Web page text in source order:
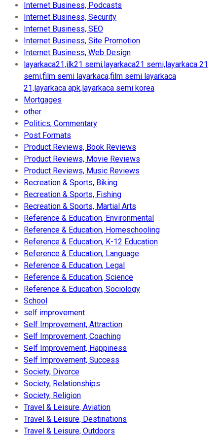
Internet Business, Podcasts
Internet Business, Security
Internet Business, SEO
Internet Business, Site Promotion
Internet Business, Web Design
layarkaca21,ilk21 semi,layarkaca21 semi,layarkaca 21
semi,film semi layarkaca,film semi layarkaca
21,layarkaca apk,layarkaca semi korea
Mortgages
other
Politics, Commentary
Post Formats
Product Reviews, Book Reviews
Product Reviews, Movie Reviews
Product Reviews, Music Reviews
Recreation & Sports, Biking
Recreation & Sports, Fishing
Recreation & Sports, Martial Arts
Reference & Education, Environmental
Reference & Education, Homeschooling
Reference & Education, K-12 Education
Reference & Education, Language
Reference & Education, Legal
Reference & Education, Science
Reference & Education, Sociology
School
self improvement
Self Improvement, Attraction
Self Improvement, Coaching
Self Improvement, Happiness
Self Improvement, Success
Society, Divorce
Society, Relationships
Society, Religion
Travel & Leisure, Aviation
Travel & Leisure, Destinations
Travel & Leisure, Outdoors